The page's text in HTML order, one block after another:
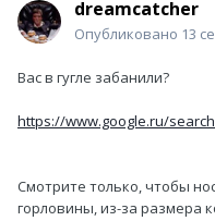
dreamcatcher
Опубликовано 13
Вас в гугле забанили?
https://www.google.ru/
Смотрите только, чтобы
горловины, из-за размера